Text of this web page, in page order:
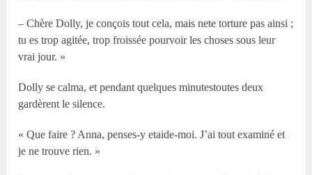
– Chère Dolly, je conçois tout cela, mais nete torture pas ainsi ;
tu es trop agitée, trop froissée pourvoir les choses sous leur
vrai jour. »
Dolly se calma, et pendant quelques minutestoutes deux
gardèrent le silence.
« Que faire ? Anna, penses-y etaide-moi. J’ai tout examiné et
je ne trouve rien. »